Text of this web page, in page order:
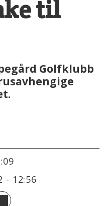
til
Golfklubb
- 12:56